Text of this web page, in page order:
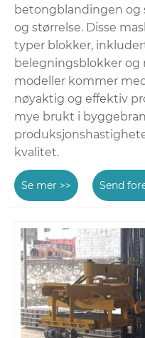
betongblandingen og
og størrelse. Disse
typer blokker,
belegningsblokker og
modeller kommer
nøyaktig og effektiv
mye brukt i
kvalitet.
Se mer >> Send